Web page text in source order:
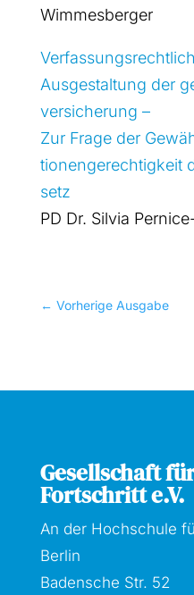
Wim­mes­ber­ger
Aus­ge­stal­tung der
ver­si­che­rung –
Zur Fra­ge der
tio­nen­ge­rech­tig­keit
setz
PD Dr. Sil­via
← Vorherige Ausgabe
Gesellschaft
Fortschritt e.V.
An der Hochschule
Berlin
Badensche Str. 52